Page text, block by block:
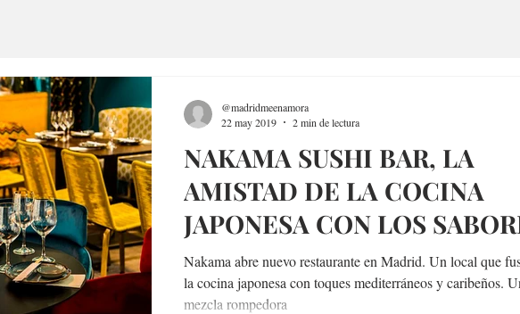
NAKAMA SUSHI BAR, LA
AMISTAD DE LA COCINA
JAPONESA CON LOS
MEDITERRÁNEOS Y
CARIBEÑOS
Nakama abre nuevo restaurante en Madrid. Un local que
la cocina japonesa con toques mediterráneos y caribeños.
mezcla rompedora
@madridmeenamora
22 may 2019
2 min de lectura